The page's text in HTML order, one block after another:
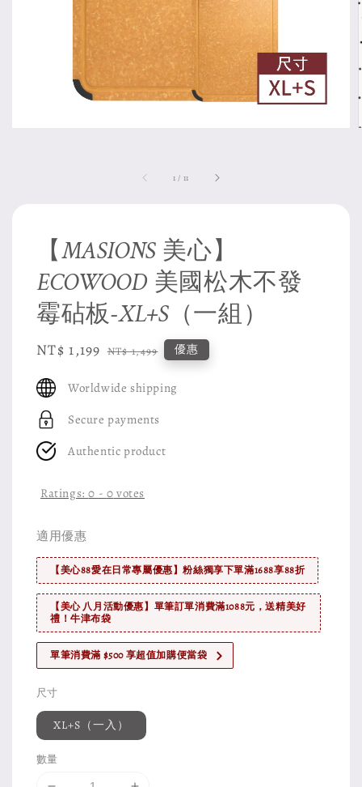
1 / 11
【MASIONS 美心】
ECOWOOD 美國松木不發
霉砧板-XL+S（一組）
Sale
NT$ 1,199 Regular
NT$ 1,499 優惠
Worldwide shipping
Secure payments
Authentic product
Ratings:0 - 0 votes
適用優惠
【美心88愛在日常專屬優惠】粉絲獨享下單滿1688享88折
【美心 八月活動優惠】單筆訂單消費滿1088元，送精美好
禮！牛津布袋
單筆消費滿 $500 享超值加購便當袋
尺寸
XL+S（一入）
數量